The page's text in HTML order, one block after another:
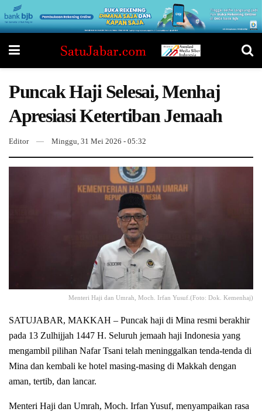
Puncak Haji Selesai, Menhaj
Apresiasi Ketertiban Jemaah
Editor Minggu, 31 Mei 2026 - 05:32
Menteri Haji dan Umrah, Moch. Irfan Yusuf.(Foto: Dok. Kemenhaj)
SATUJABAR, MAKKAH – Puncak haji di Mina resmi berakhir
pada 13 Zulhijjah 1447 H. Seluruh jemaah haji Indonesia yang
mengambil pilihan Nafar Tsani telah meninggalkan tenda-tenda di
Mina dan kembali ke hotel masing-masing di Makkah dengan
aman, tertib, dan lancar.
Menteri Haji dan Umrah, Moch. Irfan Yusuf, menyampaikan rasa